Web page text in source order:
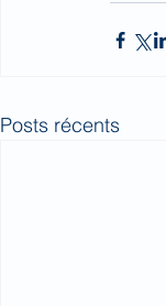
Posts récents